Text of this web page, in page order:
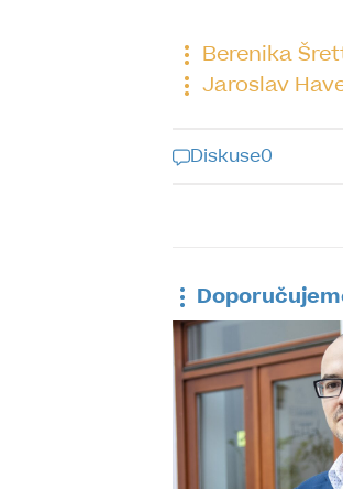
Berenika
Jaroslav
Diskuse0